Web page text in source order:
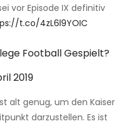
vor Episode IX definitiv
t.co/4zL6l9YOIC
Football Gespielt?
2019
alt genug, um den Kaiser
darzustellen. Es ist